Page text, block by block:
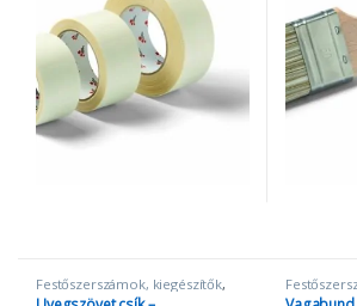
Festőszerszámok, kiegészítők,
Szalagok Szalagok